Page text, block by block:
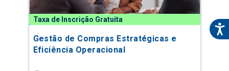
Taxa de Inscrição Gratuita
Gestão de Compras Estratégicas e
Eficiência Operacional